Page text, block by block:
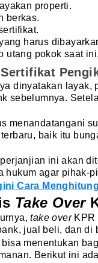
properti.
berkas.
harus
utang pokok saat ini.
dinyatakan layak,
sebelumnya.
menandatangani
baik itu
ini akan
hukum agar pihak-
Cara
Take Over
take overKPR
jual beli, dan di
menentukan
Berikut ini